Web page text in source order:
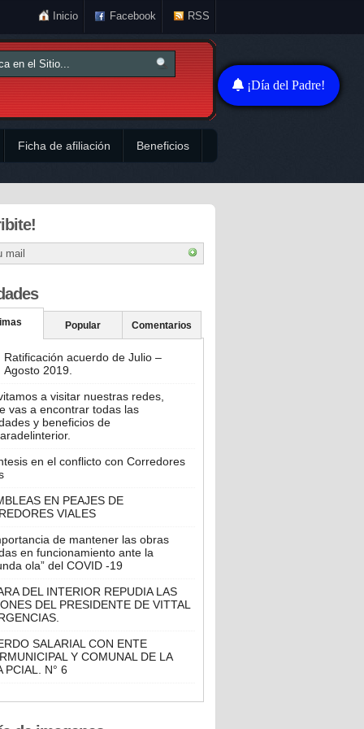
Inicio Facebook RSS
Ficha de afiliación Beneficios
Popular Comentarios
Ratificación acuerdo de Julio –
Agosto 2019.
a visitar nuestras redes,
vas a encontrar todas las
y beneficios de
en el conflicto con Corredores
EN PEAJES DE
VIALES
de mantener las obras
en funcionamiento ante la
ola” del COVID -19
DEL INTERIOR REPUDIA LAS
DEL PRESIDENTE DE VITTAL
SALARIAL CON ENTE
Y COMUNAL DE LA
PCIAL. N° 6
¡Día del Padre!